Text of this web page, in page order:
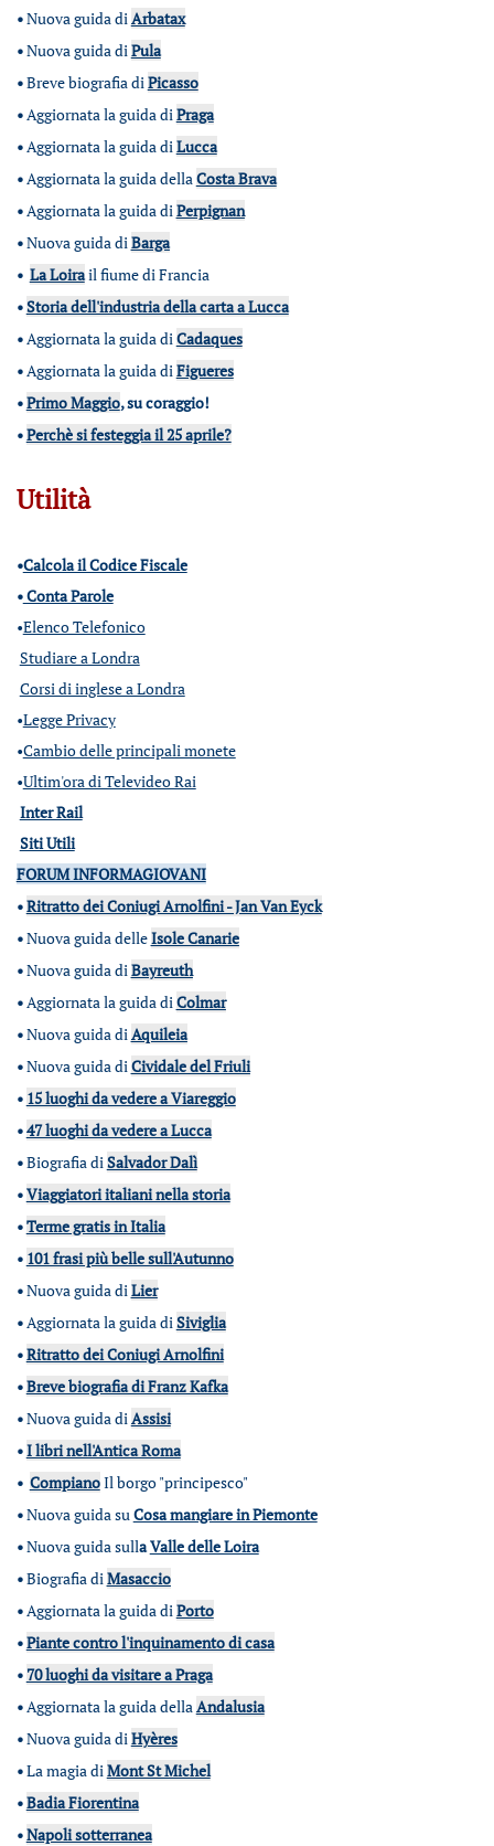
•Nuova guida diArbatax
•Nuova guida diPula
•Breve biografia diPicasso
•Aggiornata la guida diPraga
•Aggiornata la guida diLucca
•Aggiornata la guida dellaCosta Brava
•Aggiornata la guida diPerpignan
•Nuova guida diBarga
• La Loirail fiume di Francia
•Storia dell'industria della carta a Lucca
•Aggiornata la guida diCadaques
•Aggiornata la guida diFigueres
•Primo Maggio, su coraggio!
•Perchè si festeggia il 25 aprile?
Utilità
•Calcola il Codice Fiscale
•Conta Parole
•Elenco Telefonico
Studiare a Londra
Corsi di inglese a Londra
•Legge Privacy
•Cambio delle principali monete
•Ultim'ora di Televideo Rai
Inter Rail
Siti Utili
FORUM INFORMAGIOVANI
•Ritratto dei Coniugi Arnolfini - Jan Van Eyck
•Nuova guida delleIsole Canarie
•Nuova guida diBayreuth
•Aggiornata la guida diColmar
•Nuova guida diAquileia
•Nuova guida diCividale del Friuli
• 15 luoghi da vedere a Viareggio
•47 luoghi da vedere a Lucca
•Biografia diSalvador Dalì
•Viaggiatori italiani nella storia
•Terme gratis in Italia
• 101 frasi più belle sull'Autunno
•Nuova guida diLier
•Aggiornata la guida diSiviglia
•Ritratto dei Coniugi Arnolfini
•Breve biografia di Franz Kafka
•Nuova guida diAssisi
•I libri nell'Antica Roma
• CompianoIl borgo "principesco"
•Nuova guida suCosa mangiare in Piemonte
•Nuova guida sullaValle delle Loira
•Biografia diMasaccio
•Aggiornata la guida diPorto
•Piante contro l'inquinamento di casa
• 70 luoghi da visitare a Praga
•Aggiornata la guida dellaAndalusia
•Nuova guida diHyères
•La magia diMont St Michel
•Badia Fiorentina
•Napoli sotterranea